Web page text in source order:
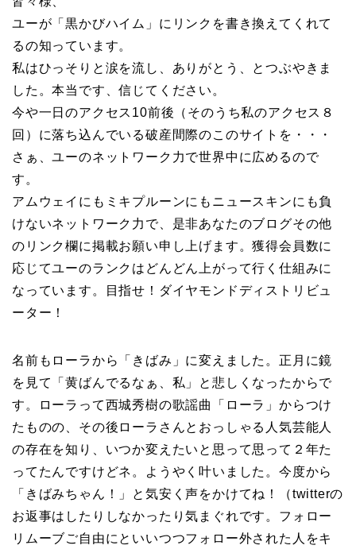
ユーが「黒かびハイム」にリンクを書き換えてくれて
るの知っています。
私はひっそりと涙を流し、ありがとう、とつぶやきま
した。本当です、信じてください。
今や一日のアクセス10前後（そのうち私のアクセス８
回）に落ち込んでいる破産間際のこのサイトを・・・
さぁ、ユーのネットワーク力で世界中に広めるので
す。
アムウェイにもミキプルーンにもニュースキンにも負
けないネットワーク力で、是非あなたのブログその他
のリンク欄に掲載お願い申し上げます。獲得会員数に
応じてユーのランクはどんどん上がって行く仕組みに
なっています。目指せ！ダイヤモンドディストリビュ
ーター！
名前もローラから「きばみ」に変えました。正月に鏡
を見て「黄ばんでるなぁ、私」と悲しくなったからで
す。ローラって西城秀樹の歌謡曲「ローラ」からつけ
たものの、その後ローラさんとおっしゃる人気芸能人
の存在を知り、いつか変えたいと思って思って２年た
ってたんですけどネ。ようやく叶いました。今度から
「きばみちゃん！」と気安く声をかけてね！（twitterの
お返事はしたりしなかったり気まぐれです。フォロー
リムーブご自由にといいつつフォロー外された人をキ